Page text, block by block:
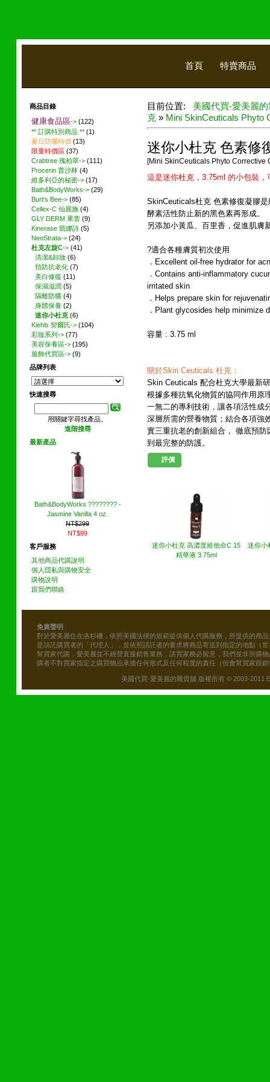
首頁 特賣商品
目前位置: 美國代買-愛美麗
克 » Mini SkinCeuticals Phyto
迷你小杜克 色素修
[Mini SkinCeuticals Phyto Corrective
這是迷你杜克，3.75ml 的小包裝
SkinCeuticals杜克 色素修復凝膠
酵素活性防止新的黑色素再形成。
另添加小黃瓜、百里香，促進肌膚
?適合各種膚質初次使用
．Excellent oil-free hydrator for
．Contains anti-inflammatory
irritated skin
．Helps prepare skin for
．Plant glycosides help minimize
容量 : 3.75 ml
關於Skin Ceuticals 杜克：
Skin Ceuticals 配合杜克大學最新
根據多種抗氧化物質的協同作用原
一無二的專利技術，讓各項活性成
深層所需的營養物質；結合各項強
實三重抗老的創新組合， 徹底預
到最完整的防護。
評價
迷你小杜克 高濃度維他命C 15
精華液 3.75ml
迷你小
商品目錄
健康食品區-> (122)
** 訂購特別商品 ** (1)
夏日防曬特價 (13)
限量特價區 (37)
Crabtree 瑰柏翠-> (111)
Procerin 普沙林 (4)
維多利亞的秘密-> (17)
Bath&BodyWorks-> (29)
Burt's Bee-> (85)
Cellex-C 仙麗施 (4)
GLY DERM 果蕾 (9)
Kinerase 凱娜詩 (5)
NeoStrata-> (24)
杜克左旋C-> (41)
清潔&卸妝 (6)
預防抗老化 (7)
美白修復 (11)
保濕滋潤 (5)
隔離防曬 (4)
身體保養 (2)
迷你小杜克(6)
Kiehls 契爾氏-> (104)
彩妝系列-> (77)
美容保養區-> (195)
服飾代買區-> (9)
品牌列表
快速搜尋
用關鍵字尋找產品。
進階搜尋
最新產品
Bath&BodyWorks ???????? -
Jasmine Vanilla 4 oz.
NT$299
NT$99
客戶服務
其他商品代購說明
個人隱私與購物安全
購物說明
跟我們聯絡
免責聲明
對於愛美麗住在洛杉磯，依照美國法律的規範提供個人代購服務，所提供的商
是請託購買者的「代理人」，並依照請託者的要求將商品寄送到指定的地點（
幫買家代購，愛美麗並不經營直接銷售業務，請買家務必留意，我們並非所購
購者不對買家指定之購買物品承擔任何形式及任何程度的責任（但會幫買家跟
美國代買-愛美麗的雜貨舖 版權所有 © 2003-2011